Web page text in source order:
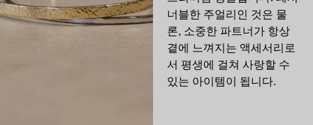
너블한 주얼리인 것은 물
론, 소중한 파트너가 항상
곁에 느껴지는 액세서리로
서 평생에 걸쳐 사랑할 수
있는 아이템이 됩니다.